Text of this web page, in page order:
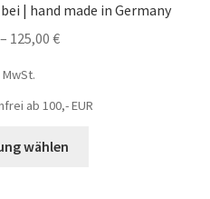
| hand made in Germany
– 125,00 €
ab 100,- EUR
wählen